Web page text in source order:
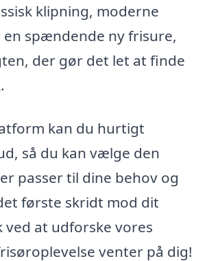
klipning, moderne
spændende ny frisure,
der gør det let at finde
kan du hurtigt
så du kan vælge den
passer til dine behov og
første skridt mod dit
at udforske vores
venter på dig!